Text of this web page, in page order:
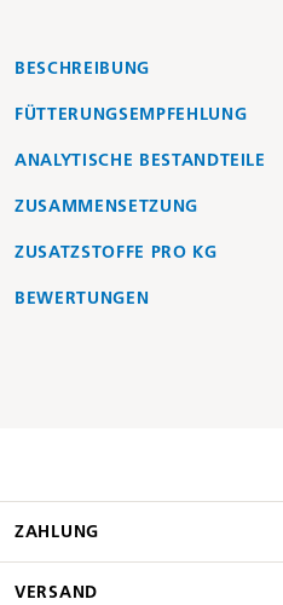
BESCHREIBUNG
FÜTTERUNGSEMPFEHLUNG
ANALYTISCHE BESTANDTEILE
ZUSAMMENSETZUNG
ZUSATZSTOFFE PRO KG
BEWERTUNGEN
ZAHLUNG
VERSAND